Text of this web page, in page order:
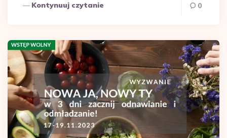
Kontynuuj czytanie 0